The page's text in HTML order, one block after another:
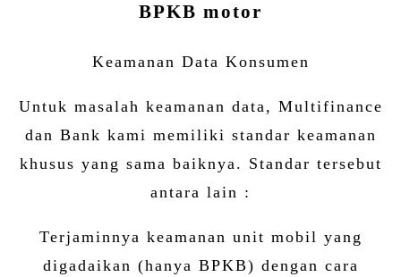
BPKB motor
Keamanan Data Konsumen
Untuk masalah keamanan data, Multifinance
dan Bank kami memiliki standar keamanan
khusus yang sama baiknya. Standar tersebut
antara lain :
Terjaminnya keamanan unit mobil yang
digadaikan (hanya BPKB) dengan cara